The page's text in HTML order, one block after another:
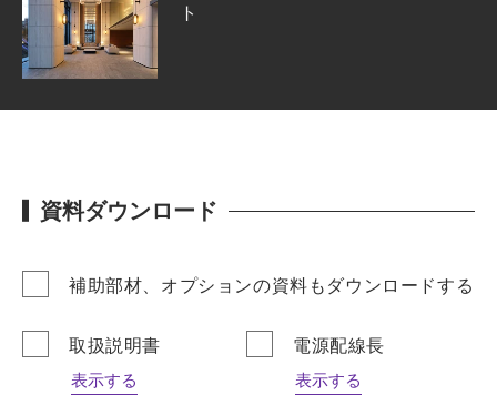
ト
資料ダウンロード
補助部材、オプションの資料もダウンロードする
取扱説明書
表示する
電源配線長
表示する